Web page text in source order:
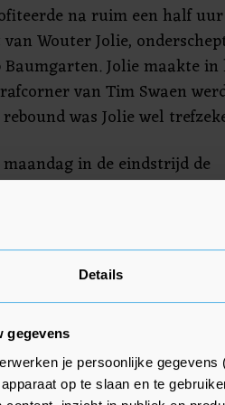
Details
gegevens
je persoonlijke
op te slaan en te
na ruim een half uur
Wouter Jolie,
Jolie maakte in
van Tim Swaen
was Jolie wel
in de eindstrijd de
Uhlenhorst Mülheim uit
Terrassa.
Hockey League werd in
Waterloo Ducks.
clubtoernooi in